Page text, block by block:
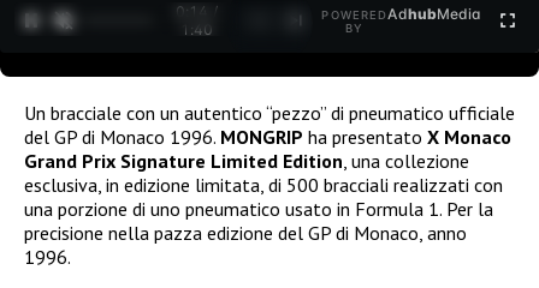
0:15 /
1:40
POWERED
BY
AdhubMedia
Un bracciale con un autentico “pezzo” di pneumatico ufficiale
del GP di Monaco 1996. MONGRIP ha presentato X Monaco
Grand Prix Signature Limited Edition , una collezione
esclusiva, in edizione limitata, di 500 bracciali realizzati con
una porzione di uno pneumatico usato in Formula 1. Per la
precisione nella pazza edizione del GP di Monaco, anno
1996.